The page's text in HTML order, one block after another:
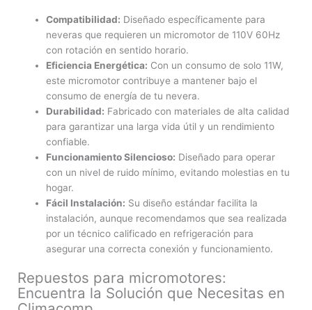
Compatibilidad: Diseñado específicamente para
neveras que requieren un micromotor de 110V 60Hz
con rotación en sentido horario.
Eficiencia Energética: Con un consumo de solo 11W,
este micromotor contribuye a mantener bajo el
consumo de energía de tu nevera.
Durabilidad: Fabricado con materiales de alta calidad
para garantizar una larga vida útil y un rendimiento
confiable.
Funcionamiento Silencioso: Diseñado para operar
con un nivel de ruido mínimo, evitando molestias en tu
hogar.
Fácil Instalación: Su diseño estándar facilita la
instalación, aunque recomendamos que sea realizada
por un técnico calificado en refrigeración para
asegurar una correcta conexión y funcionamiento.
Repuestos para micromotores:
Encuentra la Solución que Necesitas en